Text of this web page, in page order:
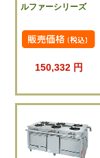
ルファーシリーズ
150,332 円